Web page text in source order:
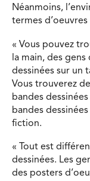
Néanmoins,
termes
« Vous pouvez
la main, des
dessinées sur un
Vous trouverez
bandes
bandes
fiction.
« Tout est
dessinées. Les
des posters